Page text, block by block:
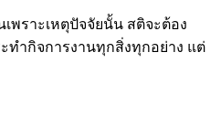
พราะเหตุปัจจัยนั้น สติจะต้อง
ทำกิจการงานทุกสิ่งทุกอย่าง แต่